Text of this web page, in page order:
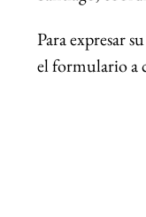
Para expresar
el formulario a